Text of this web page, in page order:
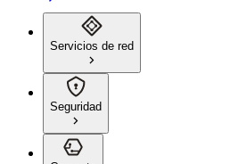
Servicios de red
Seguridad